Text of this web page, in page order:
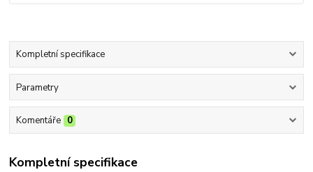
Kompletní specifikace
Parametry
Komentáře 0
Kompletní specifikace